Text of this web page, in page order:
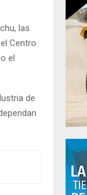
las
Centro
el
de